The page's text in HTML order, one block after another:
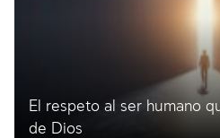
El respeto al ser humano
de Dios